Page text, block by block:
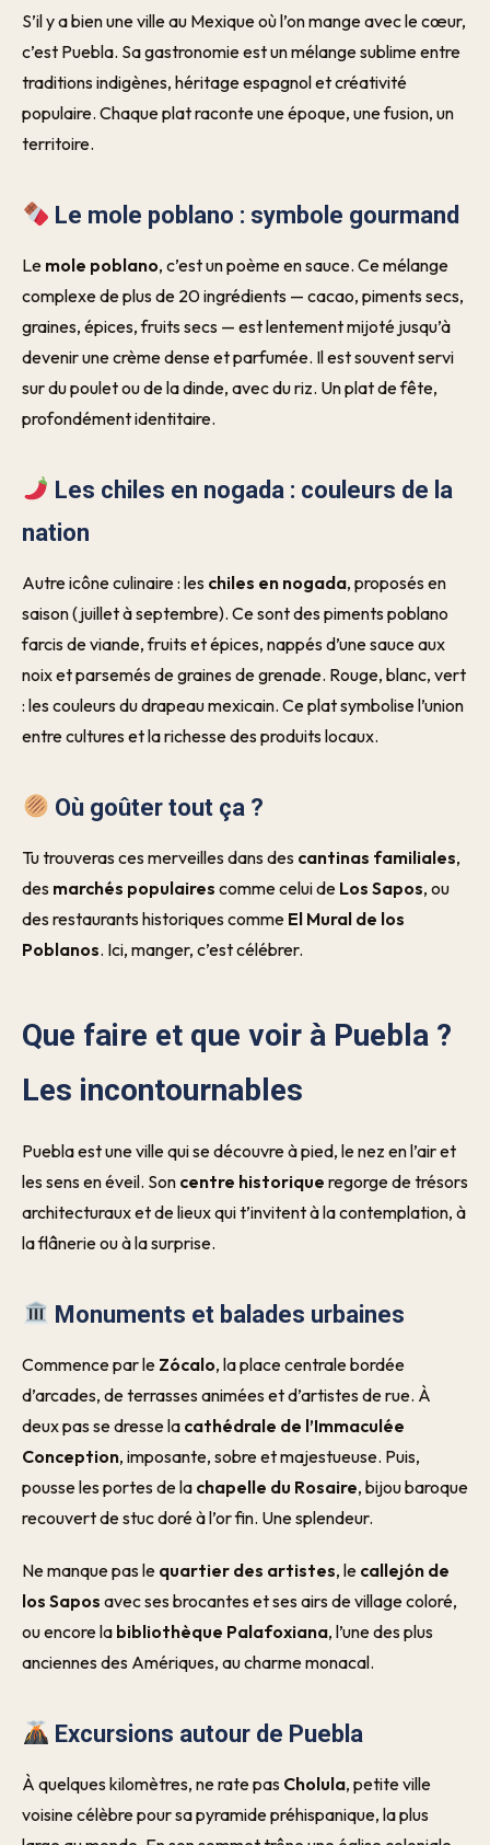
S’il y a bien une ville au Mexique où l’on mange avec le cœur,
c’est Puebla. Sa gastronomie est un mélange sublime entre
traditions indigènes, héritage espagnol et créativité
populaire. Chaque plat raconte une époque, une fusion, un
territoire.
Le mole poblano : symbole gourmand
Le mole poblano, c’est un poème en sauce. Ce mélange
complexe de plus de 20 ingrédients — cacao, piments secs,
graines, épices, fruits secs — est lentement mijoté jusqu’à
devenir une crème dense et parfumée. Il est souvent servi
sur du poulet ou de la dinde, avec du riz. Un plat de fête,
profondément identitaire.
Les chiles en nogada : couleurs de la
nation
Autre icône culinaire : les chiles en nogada, proposés en
saison (juillet à septembre). Ce sont des piments poblano
farcis de viande, fruits et épices, nappés d’une sauce aux
noix et parsemés de graines de grenade. Rouge, blanc, vert
: les couleurs du drapeau mexicain. Ce plat symbolise l’union
entre cultures et la richesse des produits locaux.
Où goûter tout ça ?
Tu trouveras ces merveilles dans des cantinas familiales,
des marchés populaires comme celui de Los Sapos, ou
des restaurants historiques comme El Mural de los
Poblanos. Ici, manger, c’est célébrer.
Que faire et que voir à Puebla ?
Les incontournables
Puebla est une ville qui se découvre à pied, le nez en l’air et
les sens en éveil. Son centre historique regorge de trésors
architecturaux et de lieux qui t’invitent à la contemplation, à
la flânerie ou à la surprise.
Monuments et balades urbaines
Commence par le Zócalo, la place centrale bordée
d’arcades, de terrasses animées et d’artistes de rue. À
deux pas se dresse la cathédrale de l’Immaculée
Conception, imposante, sobre et majestueuse. Puis,
pousse les portes de la chapelle du Rosaire, bijou baroque
recouvert de stuc doré à l’or fin. Une splendeur.
Ne manque pas le quartier des artistes, le callejón de
los Sapos avec ses brocantes et ses airs de village coloré,
ou encore la bibliothèque Palafoxiana, l’une des plus
anciennes des Amériques, au charme monacal.
Excursions autour de Puebla
À quelques kilomètres, ne rate pas Cholula, petite ville
voisine célèbre pour sa pyramide préhispanique, la plus